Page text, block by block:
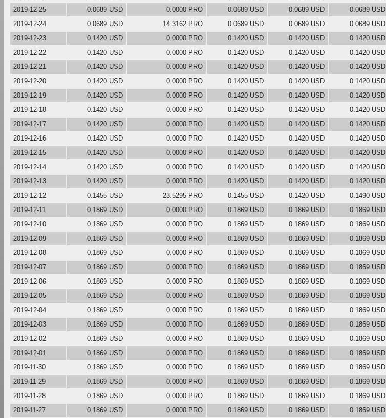
2019-12-25
0.0689 USD 0.0000 PRO 0.0689 USD 0.0689 USD 0.0689 USD
2019-12-24
0.0689 USD 14.3162 PRO 0.0689 USD 0.0689 USD 0.0689 USD
2019-12-23
0.1420 USD 0.0000 PRO 0.1420 USD 0.1420 USD 0.1420 USD
2019-12-22
0.1420 USD 0.0000 PRO 0.1420 USD 0.1420 USD 0.1420 USD
2019-12-21
0.1420 USD 0.0000 PRO 0.1420 USD 0.1420 USD 0.1420 USD
2019-12-20
0.1420 USD 0.0000 PRO 0.1420 USD 0.1420 USD 0.1420 USD
2019-12-19
0.1420 USD 0.0000 PRO 0.1420 USD 0.1420 USD 0.1420 USD
2019-12-18
0.1420 USD 0.0000 PRO 0.1420 USD 0.1420 USD 0.1420 USD
2019-12-17
0.1420 USD 0.0000 PRO 0.1420 USD 0.1420 USD 0.1420 USD
2019-12-16
0.1420 USD 0.0000 PRO 0.1420 USD 0.1420 USD 0.1420 USD
2019-12-15
0.1420 USD 0.0000 PRO 0.1420 USD 0.1420 USD 0.1420 USD
2019-12-14
0.1420 USD 0.0000 PRO 0.1420 USD 0.1420 USD 0.1420 USD
2019-12-13
0.1420 USD 0.0000 PRO 0.1420 USD 0.1420 USD 0.1420 USD
2019-12-12
0.1455 USD 23.5295 PRO 0.1455 USD 0.1420 USD 0.1490 USD
2019-12-11
0.1869 USD 0.0000 PRO 0.1869 USD 0.1869 USD 0.1869 USD
2019-12-10
0.1869 USD 0.0000 PRO 0.1869 USD 0.1869 USD 0.1869 USD
2019-12-09
0.1869 USD 0.0000 PRO 0.1869 USD 0.1869 USD 0.1869 USD
2019-12-08
0.1869 USD 0.0000 PRO 0.1869 USD 0.1869 USD 0.1869 USD
2019-12-07
0.1869 USD 0.0000 PRO 0.1869 USD 0.1869 USD 0.1869 USD
2019-12-06
0.1869 USD 0.0000 PRO 0.1869 USD 0.1869 USD 0.1869 USD
2019-12-05
0.1869 USD 0.0000 PRO 0.1869 USD 0.1869 USD 0.1869 USD
2019-12-04
0.1869 USD 0.0000 PRO 0.1869 USD 0.1869 USD 0.1869 USD
2019-12-03
0.1869 USD 0.0000 PRO 0.1869 USD 0.1869 USD 0.1869 USD
2019-12-02
0.1869 USD 0.0000 PRO 0.1869 USD 0.1869 USD 0.1869 USD
2019-12-01
0.1869 USD 0.0000 PRO 0.1869 USD 0.1869 USD 0.1869 USD
2019-11-30
0.1869 USD 0.0000 PRO 0.1869 USD 0.1869 USD 0.1869 USD
2019-11-29
0.1869 USD 0.0000 PRO 0.1869 USD 0.1869 USD 0.1869 USD
2019-11-28
0.1869 USD 0.0000 PRO 0.1869 USD 0.1869 USD 0.1869 USD
2019-11-27
0.1869 USD 0.0000 PRO 0.1869 USD 0.1869 USD 0.1869 USD